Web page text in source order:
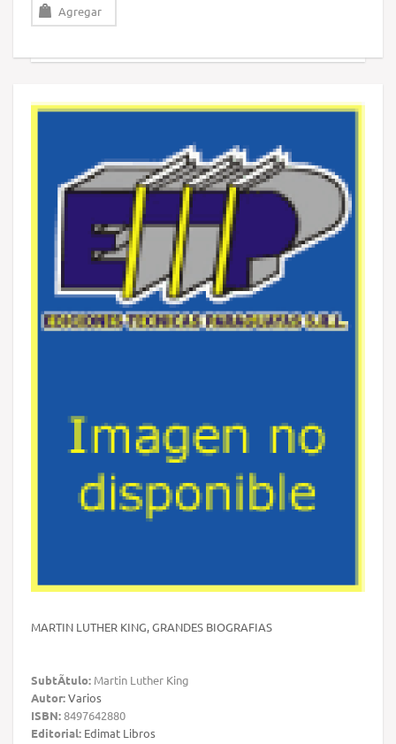
Agregar
MARTIN LUTHER KING, GRANDES BIOGRAFIAS
SubtÃ­tulo: Martin Luther King
Autor:Varios
ISBN:8497642880
Editorial: Edimat Libros